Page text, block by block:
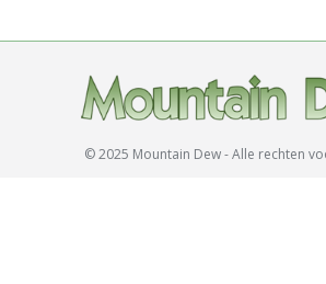
© 2025 Mountain Dew - Alle rechten